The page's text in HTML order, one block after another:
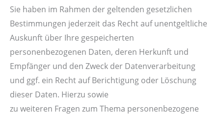
Sie haben im Rahmen der geltenden gesetzlichen
Bestimmungen jederzeit das Recht auf unentgeltliche
Auskunft über Ihre gespeicherten
personenbezogenen Daten, deren Herkunft und
Empfänger und den Zweck der Datenverarbeitung
und ggf. ein Recht auf Berichtigung oder Löschung
dieser Daten. Hierzu sowie
zu weiteren Fragen zum Thema personenbezogene